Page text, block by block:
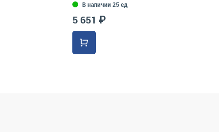
В наличии 25 ед
5 651 ₽